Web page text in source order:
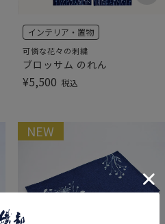
インテリア・置物
可憐な花々の刺繍
ブロッサム のれん
¥5,500 税込
NEW